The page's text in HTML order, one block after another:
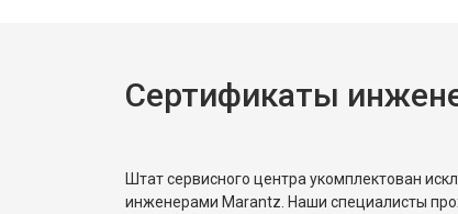
Сертификаты
Штат сервисного центра укомплектован
инженерами Marantz. Наши специалисты